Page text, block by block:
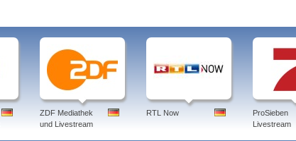
ZDF Mediathek
und Livestream
RTL Now
ProSieben
Livestream